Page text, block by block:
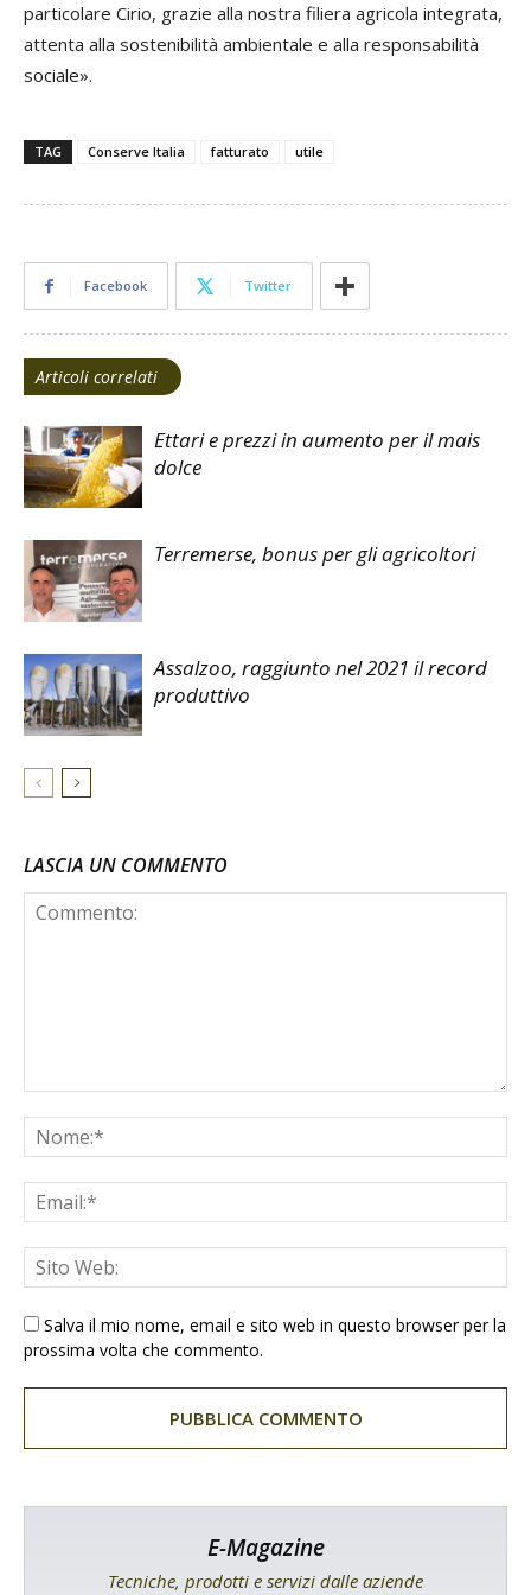
particolare Cirio, grazie alla nostra filiera agricola integrata,
attenta alla sostenibilità ambientale e alla responsabilità
sociale».
TAG Conserve Italia fatturato utile
Facebook Twitter
Articoli correlati
Ettari e prezzi in aumento per il mais
dolce
Terremerse, bonus per gli agricoltori
Assalzoo, raggiunto nel 2021 il record
produttivo
LASCIA UN COMMENTO
Salva il mio nome, email e sito web in questo browser per la
prossima volta che commento.
E-Magazine
Tecniche, prodotti e servizi dalle aziende